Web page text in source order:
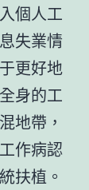
個人工
失業情
更好地
身的工
地帶，
作病認
扶植。